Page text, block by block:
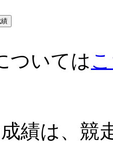
ついては
績は、競